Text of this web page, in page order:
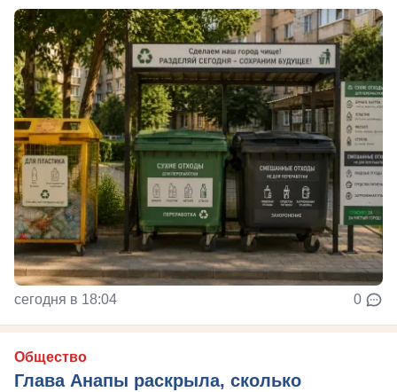
сегодня в 18:04 0
Общество
Глава Анапы раскрыла, сколько